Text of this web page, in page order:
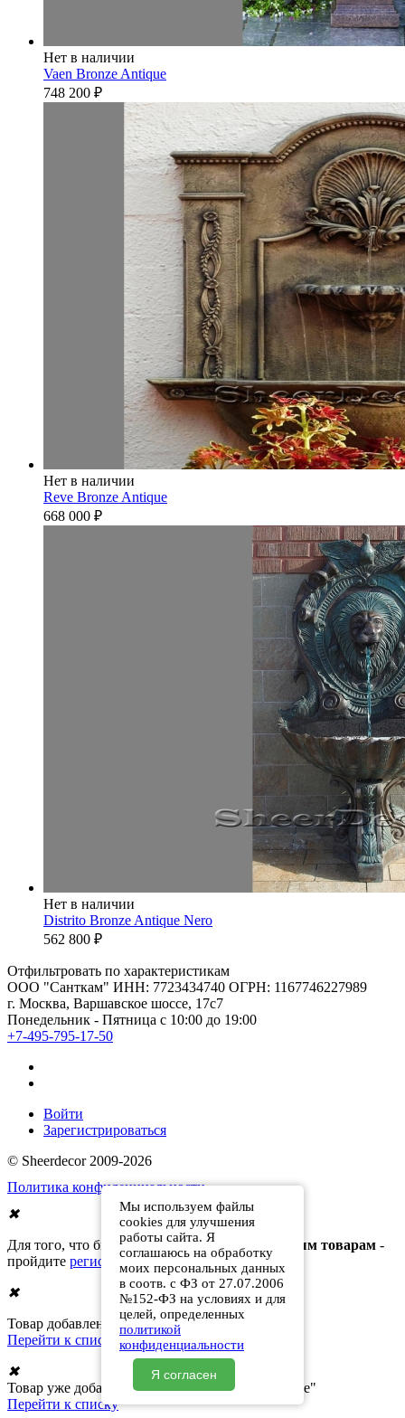
Нет в наличии
Vaen Bronze Antique
748 200 ₽
Нет в наличии
Reve Bronze Antique
668 000 ₽
Нет в наличии
Distrito Bronze Antique Nero
562 800 ₽
Отфильтровать по характеристикам
ООО "Санткам" ИНН: 7723434740 ОГРН: 1167746227989
г. Москва, Варшавское шоссе, 17с7
Понедельник - Пятница с 10:00 до 19:00
+7-495-795-17-50
Войти
Зарегистрироваться
© Sheerdecor 2009-2026
Политика конфиденциальности
Мы используем файлы
cookies для улучшения
работы сайта. Я
соглашаюсь на обработку
моих персональных данных
в соотв. с ФЗ от 27.07.2006
№152-ФЗ на условиях и для
целей, определенных
политикой
конфиденциальности
Я согласен
✖
Для того, что бы получить доступ к
отложенным товарам -
пройдите регистрациюилиавторизируйтесь
✖
Товар добавлен в список "Отложенные"
Перейти к списку
✖
Товар уже добавлен в Ваш список "Отложенные"
Перейти к списку